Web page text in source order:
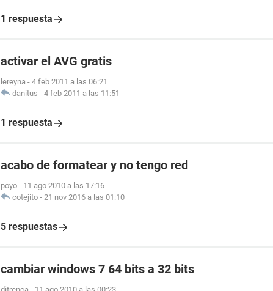
1 respuesta
activar el AVG gratis
lereyna - 4 feb 2011 a las 06:21
danitus - 4 feb 2011 a las 11:51
1 respuesta
acabo de formatear y no tengo red
poyo - 11 ago 2010 a las 17:16
cotejito - 21 nov 2016 a las 01:10
5 respuestas
cambiar windows 7 64 bits a 32 bits